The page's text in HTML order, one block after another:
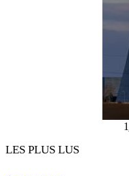
1
LES PLUS LUS